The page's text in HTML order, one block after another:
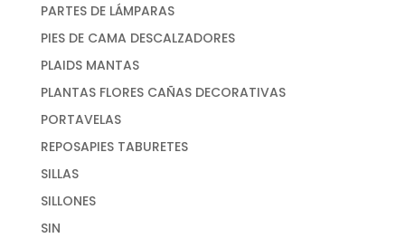
PARTES DE LÁMPARAS
PIES DE CAMA DESCALZADORES
PLAIDS MANTAS
PLANTAS FLORES CAÑAS DECORATIVAS
PORTAVELAS
REPOSAPIES TABURETES
SILLAS
SILLONES
SIN